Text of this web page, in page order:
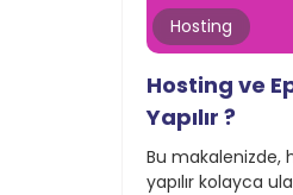
Hosting
Hosting ve
Yapılır ?
Bu makalenizde,
yapılır kolayca